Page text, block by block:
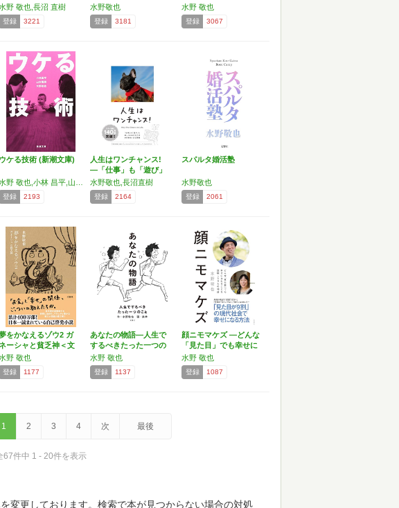
…
野 敬也,長沼 直樹
登録 3221
水野敬也
登録 3181
水野 敬也
登録 3067
ウケる技術 (新潮文庫)
登録 2193
人生はワンチャンス!
―「仕事」も「遊び」
も…
水野敬也,長沼直樹
登録 2164
スパルタ婚活塾
水野敬也
登録 2061
をかなえるゾウ2 ガ
ーシャと貧乏神＜文
…
野 敬也
登録 1177
あなたの物語―人生で
するべきたった一つの
こと
水野 敬也
登録 1137
顔ニモマケズ ―どんな
「見た目」でも幸せに
な…
水野 敬也
登録 1087
1 2 3 4 次 最後
67件中 1 - 20件を表示
変更しております。検索で本が見つからない場合の対処